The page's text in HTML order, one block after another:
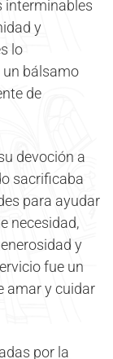
interminables
y
lo
un bálsamo
de
devoción a
sacrificaba
para ayudar
necesidad,
y
fue un
amar y cuidar
por la